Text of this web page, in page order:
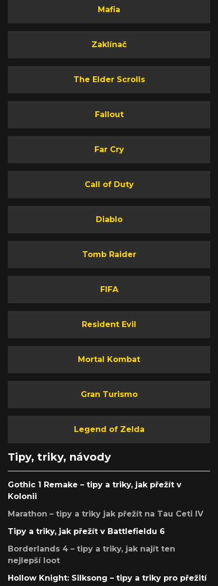
Mafia
Zaklínač
The Elder Scrolls
Fallout
Far Cry
Call of Duty
Diablo
Tomb Raider
FIFA
Resident Evil
Mortal Kombat
Gran Turismo
Legend of Zelda
Tipy, triky, návody
Gothic 1 Remake – tipy a triky, jak přežít v
Kolonii
Marathon – tipy a triky jak přežít na Tau Ceti IV
Tipy a triky, jak přežít v Battlefieldu 6
Borderlands 4 – tipy a triky, jak najít ten
nejlepší loot
Hollow Knight: Silksong – tipy a triky pro přežití